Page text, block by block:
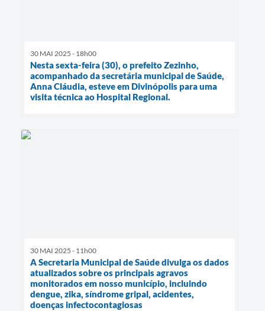
30 MAI 2025 - 18h00
Nesta sexta-feira (30), o prefeito Zezinho,
acompanhado da secretária municipal de Saúde,
Anna Cláudia, esteve em Divinópolis para uma
visita técnica ao Hospital Regional.
30 MAI 2025 - 11h00
A Secretaria Municipal de Saúde divulga os dados
atualizados sobre os principais agravos
monitorados em nosso município, incluindo
dengue, zika, síndrome gripal, acidentes,
doenças infectocontagiosas